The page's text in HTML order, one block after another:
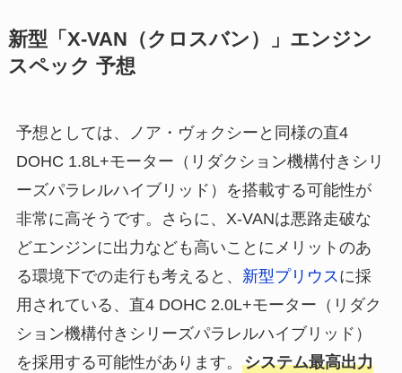
新型「X-VAN（クロスバン）」エンジン
スペック 予想
予想としては、ノア・ヴォクシーと同様の直4
DOHC 1.8L+モーター（リダクション機構付きシリ
ーズパラレルハイブリッド）を搭載する可能性が
非常に高そうです。さらに、X-VANは悪路走破な
どエンジンに出力なども高いことにメリットのあ
る環境下での走行も考えると、 新型プリウスに採
用されている、直4 DOHC 2.0L+モーター（リダク
ション機構付きシリーズパラレルハイブリッド）
を採用する可能性があります。 システム最高出力